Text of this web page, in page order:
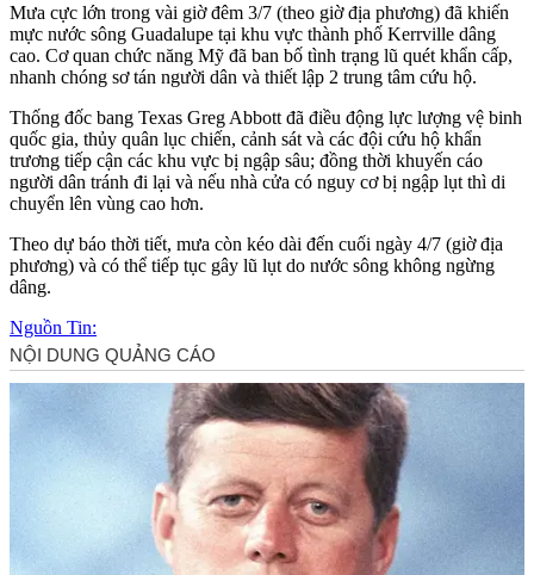
Mưa cực lớn trong vài giờ đêm 3/7 (theo giờ địa phương) đã khiến
mực nước sông Guadalupe tại khu vực thành phố Kerrville dâng
cao. Cơ quan chức năng Mỹ đã ban bố tình trạng lũ quét khẩn cấp,
nhanh chóng sơ tán người dân và thiết lập 2 trung tâm cứu hộ.
Thống đốc bang Texas Greg Abbott đã điều động lực lượng vệ binh
quốc gia, thủy quân lục chiến, cảnh sát và các đội cứu hộ khẩn
trương tiếp cận các khu vực bị ngập sâu; đồng thời khuyến cáo
người dân tránh đi lại và nếu nhà cửa có nguy cơ bị ngập lụt thì di
chuyển lên vùng cao hơn.
Theo dự báo thời tiết, mưa còn kéo dài đến cuối ngày 4/7 (giờ địa
phương) và có thể tiếp tục gây lũ lụt do nước sông không ngừng
dâng.
Nguồn Tin: